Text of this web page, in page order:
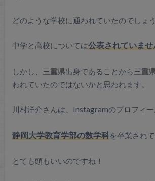
どのような学校に通われていたのでしょ
中学と高校については公表されていませ
しかし、三重県出身であることから三重
われていたのではないかと思われます。
川村洋介さんは、Instagramのプロフィ
静岡大学教育学部の数学科を卒業され
とても頭もいいのですね！